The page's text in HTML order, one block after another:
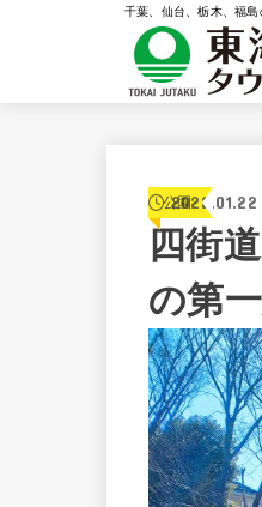
千葉、仙台、栃木、福
公園
2022.01.22
四街
の第一